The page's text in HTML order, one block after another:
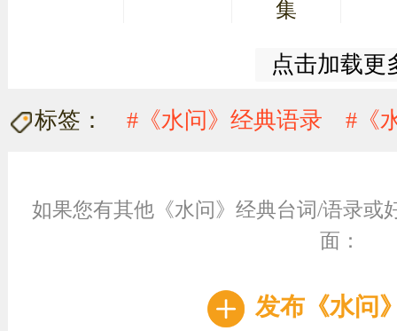
集
点击加载更
标签： #《水问》经典语录 #《
如果您有其他《水问》经典台词/语录或
面：
发布《水问